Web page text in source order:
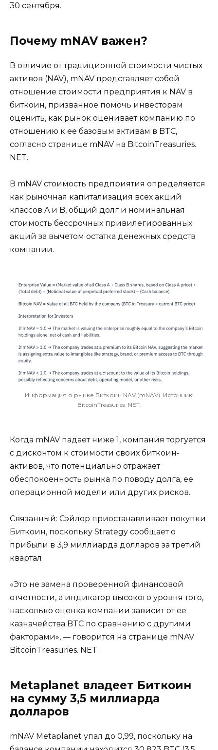
30 сентября.
Почему mNAV важен?
В отличие от традиционной стоимости чистых
активов (NAV), mNAV представляет собой
отношение стоимости предприятия к NAV в
биткоин, призванное помочь инвесторам
оценить, как рынок оценивает компанию по
отношению к ее базовым активам в BTC,
согласно странице mNAV на BitcoinTreasuries.
NET.
В mNAV стоимость предприятия определяется
как рыночная капитализация всех акций
классов A и B, общий долг и номинальная
стоимость бессрочных привилегированных
акций за вычетом остатка денежных средств
компании.
Информация о рынке Биткоин NAV (mNAV). Источник:
BitcoinTreasuries. NET.
Когда mNAV падает ниже 1, компания торгуется
с дисконтом к стоимости своих биткоин-
активов, что потенциально отражает
обеспокоенность рынка по поводу долга, ее
операционной модели или других рисков.
Связанный: Сэйлор приостанавливает покупки
Биткоин, поскольку Strategy сообщает о
прибыли в 3,9 миллиарда долларов за третий
квартал
«Это не замена проверенной финансовой
отчетности, а индикатор высокого уровня того,
насколько оценка компании зависит от ее
казначейства BTC по сравнению с другими
факторами», — говорится на странице mNAV
BitcoinTreasuries. NET.
Metaplanet владеет Биткоин
на сумму 3,5 миллиарда
долларов
mNAV Metaplanet упал до 0,99, поскольку на